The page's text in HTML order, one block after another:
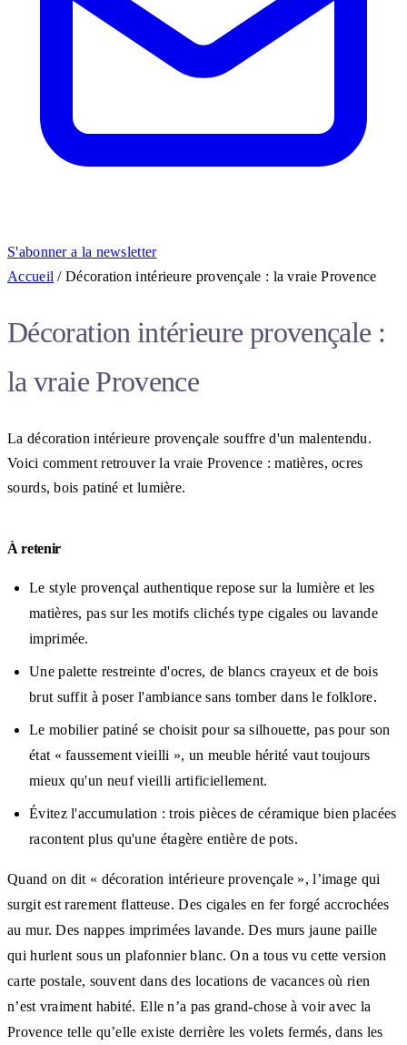
S'abonner a la newsletter
Accueil / Décoration intérieure provençale : la vraie Provence
Décoration intérieure provençale :
la vraie Provence
La décoration intérieure provençale souffre d'un malentendu.
Voici comment retrouver la vraie Provence : matières, ocres
sourds, bois patiné et lumière.
À retenir
Le style provençal authentique repose sur la lumière et les
matières, pas sur les motifs clichés type cigales ou lavande
imprimée.
Une palette restreinte d'ocres, de blancs crayeux et de bois
brut suffit à poser l'ambiance sans tomber dans le folklore.
Le mobilier patiné se choisit pour sa silhouette, pas pour son
état « faussement vieilli », un meuble hérité vaut toujours
mieux qu'un neuf vieilli artificiellement.
Évitez l'accumulation : trois pièces de céramique bien placées
racontent plus qu'une étagère entière de pots.
Quand on dit « décoration intérieure provençale », l’image qui
surgit est rarement flatteuse. Des cigales en fer forgé accrochées
au mur. Des nappes imprimées lavande. Des murs jaune paille
qui hurlent sous un plafonnier blanc. On a tous vu cette version
carte postale, souvent dans des locations de vacances où rien
n’est vraiment habité. Elle n’a pas grand-chose à voir avec la
Provence telle qu’elle existe derrière les volets fermés, dans les